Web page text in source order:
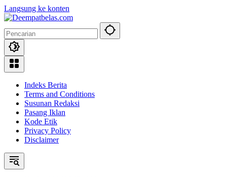
Langsung ke konten
Indeks Berita
Terms and Conditions
Susunan Redaksi
Pasang Iklan
Kode Etik
Privacy Policy
Disclaimer